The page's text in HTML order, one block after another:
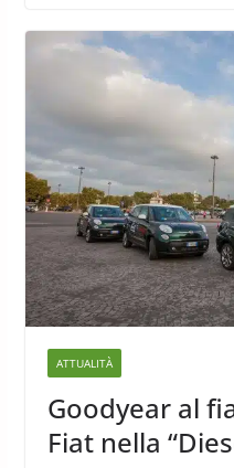
ATTUALITÀ
Goodyear al
Fiat nella